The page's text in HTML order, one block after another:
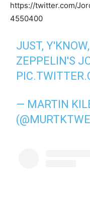
https://twitter.com/
4550400
JUST,
ZEPPELIN'S
— MARTIN